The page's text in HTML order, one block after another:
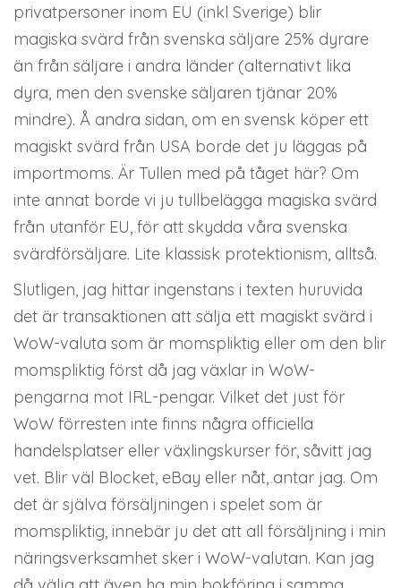
privatpersoner inom EU (inkl Sverige) blir
magiska svärd från svenska säljare 25% dyrare
än från säljare i andra länder (alternativt lika
dyra, men den svenske säljaren tjänar 20%
mindre). Å andra sidan, om en svensk köper ett
magiskt svärd från USA borde det ju läggas på
importmoms. Är Tullen med på tåget här? Om
inte annat borde vi ju tullbelägga magiska svärd
från utanför EU, för att skydda våra svenska
svärdförsäljare. Lite klassisk protektionism, alltså.
Slutligen, jag hittar ingenstans i texten huruvida
det är transaktionen att sälja ett magiskt svärd i
WoW-valuta som är momspliktig eller om den blir
momspliktig först då jag växlar in WoW-
pengarna mot IRL-pengar. Vilket det just för
WoW förresten inte finns några officiella
handelsplatser eller växlingskurser för, såvitt jag
vet. Blir väl Blocket, eBay eller nåt, antar jag. Om
det är själva försäljningen i spelet som är
momspliktig, innebär ju det att all försäljning i min
näringsverksamhet sker i WoW-valutan. Kan jag